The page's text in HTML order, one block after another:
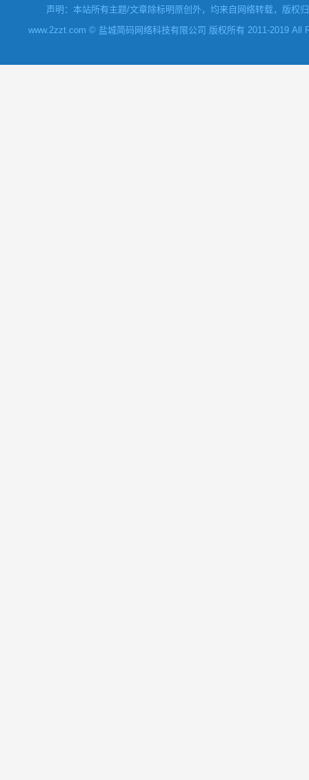
声明：本站所有主题/文章除标明原创外，均来自网络转载，版权
www.2zzt.com © 盐城简码网络科技有限公司 版权所有 2011-2019